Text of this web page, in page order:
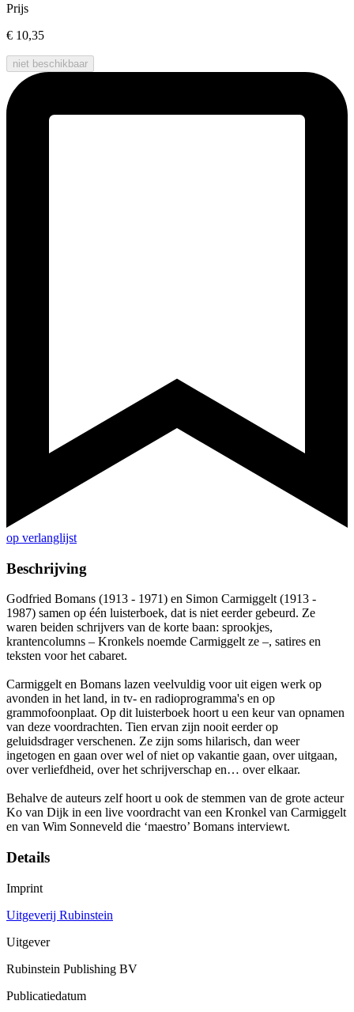
Prijs
€ 10,35
niet beschikbaar
op verlanglijst
Beschrijving
Godfried Bomans (1913 - 1971) en Simon Carmiggelt (1913 -
1987) samen op één luisterboek, dat is niet eerder gebeurd. Ze
waren beiden schrijvers van de korte baan: sprookjes,
krantencolumns – Kronkels noemde Carmiggelt ze –, satires en
teksten voor het cabaret.
Carmiggelt en Bomans lazen veelvuldig voor uit eigen werk op
avonden in het land, in tv- en radioprogramma's en op
grammofoonplaat. Op dit luisterboek hoort u een keur van opnamen
van deze voordrachten. Tien ervan zijn nooit eerder op
geluidsdrager verschenen. Ze zijn soms hilarisch, dan weer
ingetogen en gaan over wel of niet op vakantie gaan, over uitgaan,
over verliefdheid, over het schrijverschap en… over elkaar.
Behalve de auteurs zelf hoort u ook de stemmen van de grote acteur
Ko van Dijk in een live voordracht van een Kronkel van Carmiggelt
en van Wim Sonneveld die ‘maestro’ Bomans interviewt.
Details
Imprint
Uitgeverij Rubinstein
Uitgever
Rubinstein Publishing BV
Publicatiedatum